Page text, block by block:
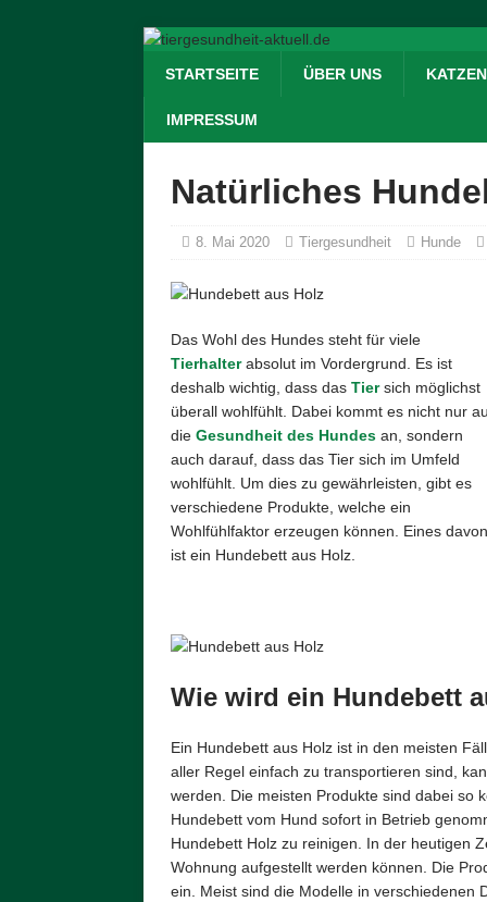
STARTSEITE ÜBER UNS KATZEN
IMPRESSUM
Natürliches
8. Mai 2020 Tiergesundheit Hunde
Das Wohl des Hundes steht für viele
Tierhalterabsolut im Vordergrund. Es ist
deshalb wichtig, dass das Tiersich möglichst
überall wohlfühlt. Dabei kommt es nicht nur
die Gesundheit des Hundes an, sondern
auch darauf, dass das Tier sich im Umfeld
wohlfühlt. Um dies zu gewährleisten, gibt es
verschiedene Produkte, welche ein
Wohlfühlfaktor erzeugen können. Eines davon
ist ein Hundebett aus Holz.
Wie wird ein Hundebett
Ein Hundebett aus Holz ist in den meisten
aller Regel einfach zu transportieren sind,
werden. Die meisten Produkte sind dabei so
Hundebett vom Hund sofort in Betrieb
Hundebett Holz zu reinigen. In der heutigen
Wohnung aufgestellt werden können. Die
ein. Meist sind die Modelle in verschiedenen